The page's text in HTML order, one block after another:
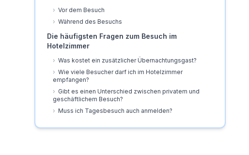
› Vor dem Besuch
› Während des Besuchs
Die häufigsten Fragen zum Besuch im
Hotelzimmer
› Was kostet ein zusätzlicher Übernachtungsgast?
› Wie viele Besucher darf ich im Hotelzimmer
empfangen?
› Gibt es einen Unterschied zwischen privatem und
geschäftlichem Besuch?
› Muss ich Tagesbesuch auch anmelden?